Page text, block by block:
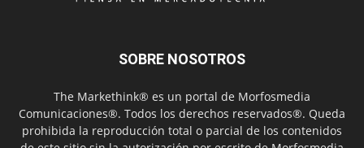
SOBRE NOSOTROS
The Markethink® es un portal de Morfosmedia
Comunicaciones®. Todos los derechos reservados®. Queda
prohibida la reproducción total o parcial de los contenidos